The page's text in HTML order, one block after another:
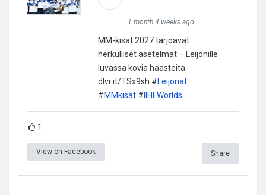
1 month 4 weeks ago
MM-kisat 2027 tarjoavat
herkulliset asetelmat – Leijonille
luvassa kovia haasteita
dlvr.it/TSx9sh #Leijonat
#MMkisat#IIHFWorlds
1
View on Facebook Share